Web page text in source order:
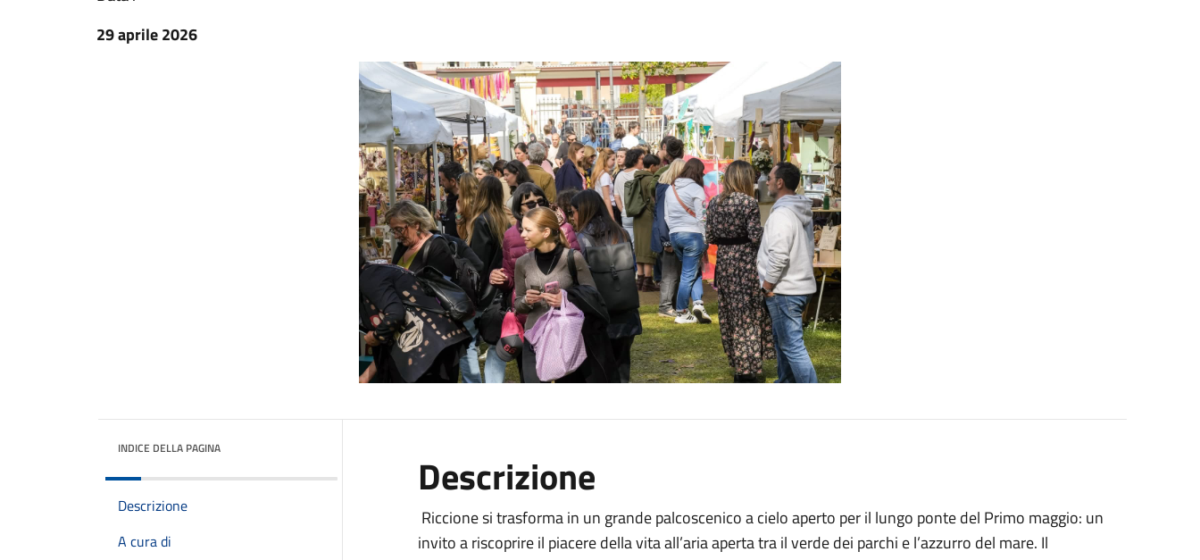
29 aprile 2026
INDICE DELLA PAGINA
Descrizione
A cura di
Descrizione
Riccione si trasforma in un grande palcoscenico a cielo aperto per il lungo ponte del Primo maggio: un
invito a riscoprire il piacere della vita all’aria aperta tra il verde dei parchi e l’azzurro del mare. Il